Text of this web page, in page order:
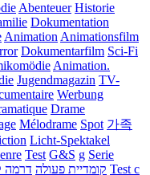
Abenteuer Historie
Dokumentation
Animation Animationsfilm
Dokumentarfilm Sci-Fi
Animation.
Jugendmagazin TV-
Werbung
Drame
Mélodrame Spot 가족
Licht-Spektakel
Test G&S g Serie
קומדיית פעולה דרמה
Test c